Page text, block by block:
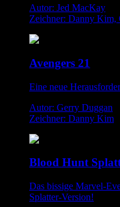
Autor: Jed MacKay
Zeichner: Danny Kim,
Avengers 21
Eine neue
Autor: Gerry Duggan
Zeichner: Danny Kim
Blood Hunt
Das bissige Marvel-
Splatter-Version!